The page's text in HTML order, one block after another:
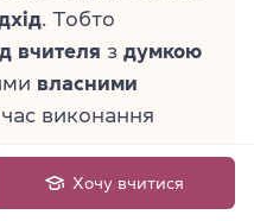
. Тобто
вчителя з думкою
власними
час виконання
перегляду
Хочу вчитися